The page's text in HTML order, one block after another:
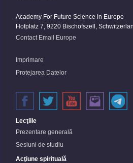
Academy For Future Science in Europe
Hofplatz 7, 9220 Bischofszell,
Contact Email Europe
Imprimare
Protejarea Datelor
Lecţiile
Prezentare generală
Sesiuni de studiu
Acţiune spirituală